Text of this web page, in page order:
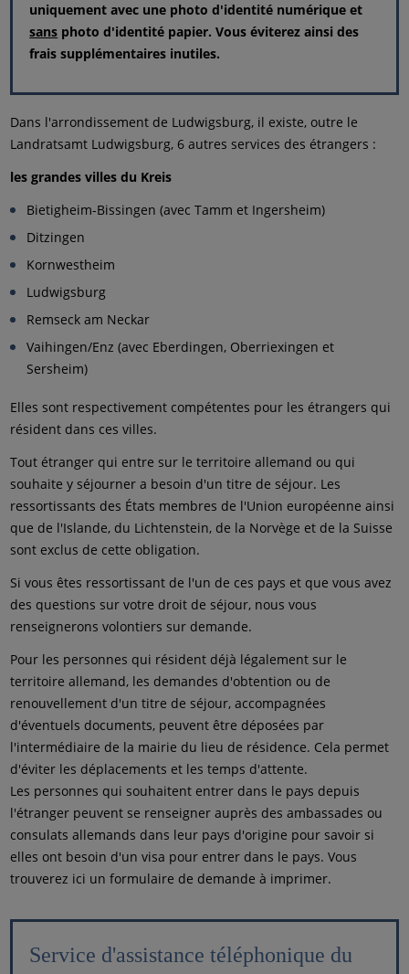
uniquement avec une photo d'identité numérique et
sans photo d'identité papier. Vous éviterez ainsi des
frais supplémentaires inutiles.
Dans l'arrondissement de Ludwigsburg, il existe, outre le
Landratsamt Ludwigsburg, 6 autres services des étrangers :
les grandes villes du Kreis
Bietigheim-Bissingen (avec Tamm et Ingersheim)
Ditzingen
Kornwestheim
Ludwigsburg
Remseck am Neckar
Vaihingen/Enz (avec Eberdingen, Oberriexingen et
Sersheim)
Elles sont respectivement compétentes pour les étrangers qui
résident dans ces villes.
Tout étranger qui entre sur le territoire allemand ou qui
souhaite y séjourner a besoin d'un titre de séjour. Les
ressortissants des États membres de l'Union européenne ainsi
que de l'Islande, du Lichtenstein, de la Norvège et de la Suisse
sont exclus de cette obligation.
Si vous êtes ressortissant de l'un de ces pays et que vous avez
des questions sur votre droit de séjour, nous vous
renseignerons volontiers sur demande.
Pour les personnes qui résident déjà légalement sur le
territoire allemand, les demandes d'obtention ou de
renouvellement d'un titre de séjour, accompagnées
d'éventuels documents, peuvent être déposées par
l'intermédiaire de la mairie du lieu de résidence. Cela permet
d'éviter les déplacements et les temps d'attente.
Les personnes qui souhaitent entrer dans le pays depuis
l'étranger peuvent se renseigner auprès des ambassades ou
consulats allemands dans leur pays d'origine pour savoir si
elles ont besoin d'un visa pour entrer dans le pays. Vous
trouverez ici un formulaire de demande à imprimer.
Service d'assistance téléphonique du